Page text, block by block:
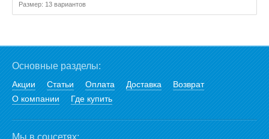
Размер: 13 вариантов
Основные разделы:
Акции Статьи Оплата Доставка
Возврат
О компании
Где купить
Мы в соцсетях: